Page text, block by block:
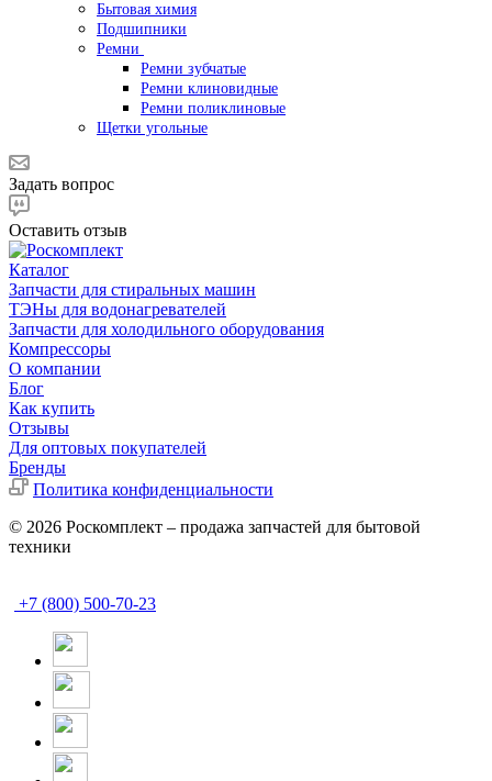
Бытовая химия
Подшипники
Ремни
Ремни зубчатые
Ремни клиновидные
Ремни поликлиновые
Щетки угольные
Задать вопрос
Оставить отзыв
Каталог
Запчасти для стиральных машин
ТЭНы для водонагревателей
Запчасти для холодильного оборудования
Компрессоры
О компании
Блог
Как купить
Отзывы
Для оптовых покупателей
Бренды
Политика конфиденциальности
© 2026 Роскомплект – продажа запчастей для бытовой
техники
+7 (800) 500-70-23